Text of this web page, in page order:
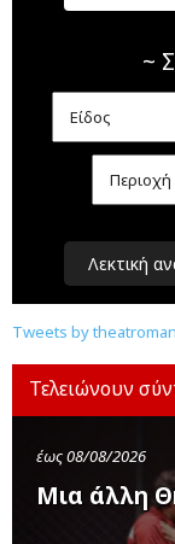
~
Λεκτική
Tweets by
Τελειώνουν
έως 08/08/2026
Μια άλλη